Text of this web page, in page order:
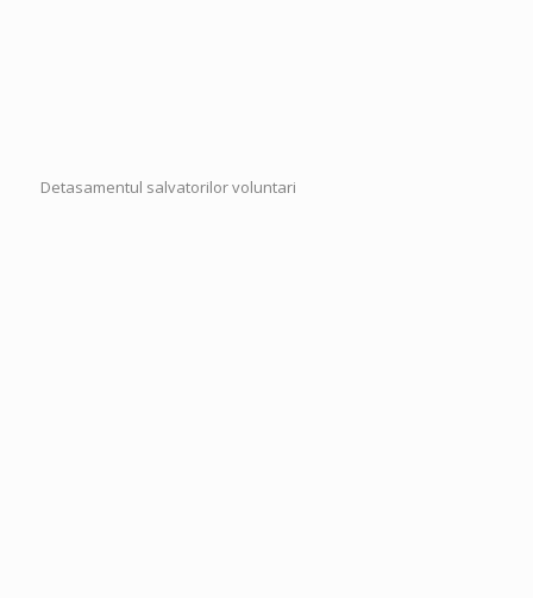
Detasamentul salvatorilor voluntari